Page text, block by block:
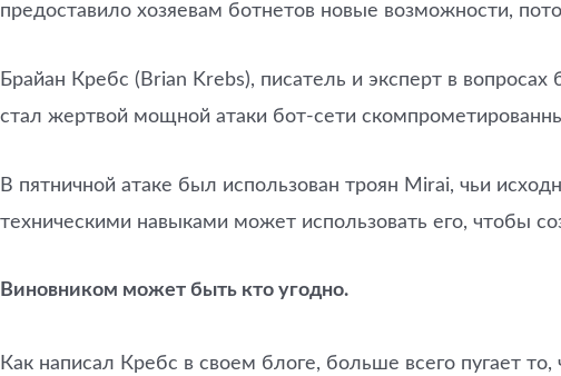
предоставило хозяевам ботнетов новые возможности,
Брайан Кребс (Brian Krebs), писатель и эксперт в
стал жертвой мощной атаки бот-сети
В пятничной атаке был использован троян Mirai, чьи
техническими навыками может использовать его, чтобы
Виновником может быть кто угодно.
Как написал Кребс в своем блоге, больше всего пугает